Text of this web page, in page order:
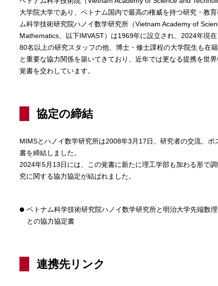
大学院大学であり、ベトナム国内で最高の権威を持つ研究・教
ム科学技術研究院ハノイ数学研究所（Vietnam Academy of
Mathematics、以下IMVAST）は1969年に設立され、2024年現
80名以上の研究スタッフの他、博士・修士課程の大学院生も在
と重要な協力関係を築いてきており、近年では更なる提携を世
覚書を交わしています。
協定の締結
MIMSとハノイ数学研究所は2008年3月17日、研究者の交流、
書を締結しました。
2024年5月13日には、この覚書に新たに理工学部も加わる形で
究に関する協力協定が結ばれました。
ベトナム科学技術研究院ハノイ数学研究所と明治大学先端数
との協力協定書
連携先リンク